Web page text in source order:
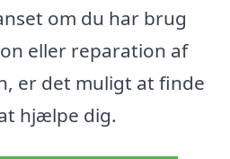
om du har brug
eller reparation af
er det muligt at finde
hjælpe dig.